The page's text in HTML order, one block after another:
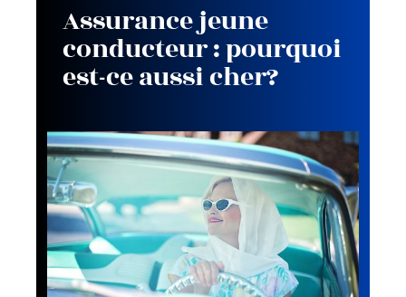
Assurance jeune
conducteur : pourquoi
est-ce aussi cher?